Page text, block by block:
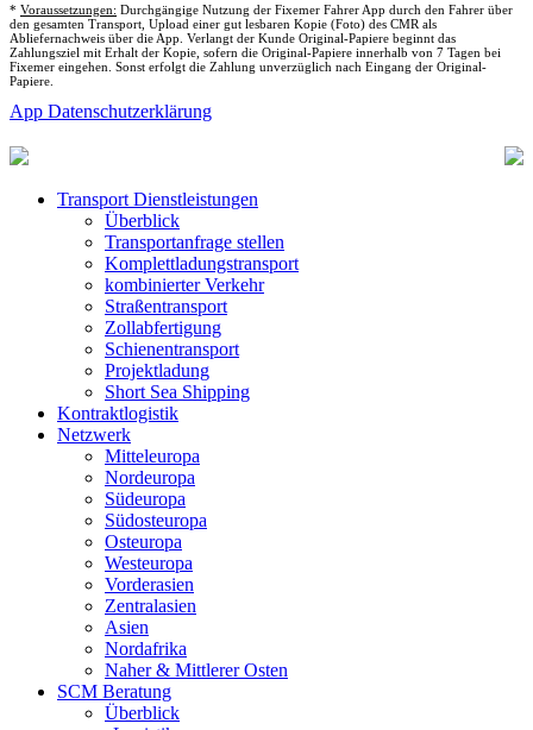
* Voraussetzungen: Durchgängige Nutzung der Fixemer Fahrer App durch den Fahrer über
den gesamten Transport, Upload einer gut lesbaren Kopie (Foto) des CMR als
Abliefernachweis über die App. Verlangt der Kunde Original-Papiere beginnt das
Zahlungsziel mit Erhalt der Kopie, sofern die Original-Papiere innerhalb von 7 Tagen bei
Fixemer eingehen. Sonst erfolgt die Zahlung unverzüglich nach Eingang der Original-
Papiere.
App Datenschutzerklärung
Transport Dienstleistungen
Überblick
Transportanfrage stellen
Komplettladungstransport
kombinierter Verkehr
Straßentransport
Zollabfertigung
Schienentransport
Projektladung
Short Sea Shipping
Kontraktlogistik
Netzwerk
Mitteleuropa
Nordeuropa
Südeuropa
Südosteuropa
Osteuropa
Westeuropa
Vorderasien
Zentralasien
Asien
Nordafrika
Naher & Mittlerer Osten
SCM Beratung
Überblick